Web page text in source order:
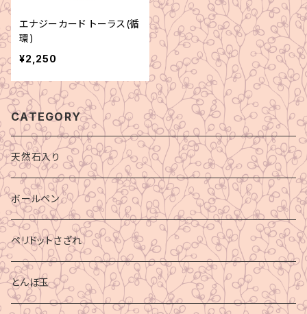
エナジーカード トーラス(循
環)
¥2,250
CATEGORY
天然石入り
ボールペン
ペリドットさざれ
とんぼ玉